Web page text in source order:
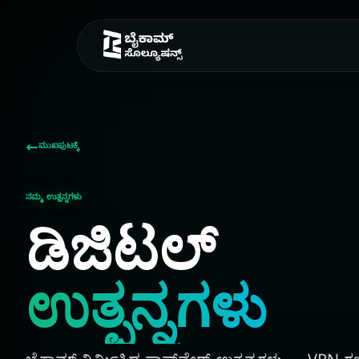
ಮುಖಪುಟಕ್ಕೆ
ನಮ್ಮ ಉತ್ಪನ್ನಗಳು
ಡಿಜಿಟಲ್
ಉತ್ಪನ್ನಗಳು
ನಮಸ್ಕಾರ! ನಾನು Bycom AI. ಇಂದು
ನಾನು ನಿಮಗೆ ಹೇಗೆ ಸಹಾಯ ಮಾಡಲಿ?